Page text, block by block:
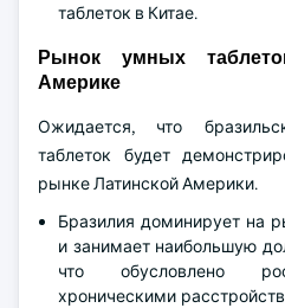
таблеток в Китае.
Рынок умных
Америке
Ожидается, что
таблеток будет
рынке Латинской Америки.
Бразилия доминирует на
и занимает наибольшую
что обусловлено
хроническими